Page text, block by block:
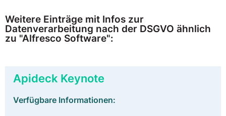
Weitere Einträge mit Infos zur
Datenverarbeitung nach der DSGVO ähnlich
zu "Alfresco Software":
Apideck Keynote
Verfügbare Informationen: